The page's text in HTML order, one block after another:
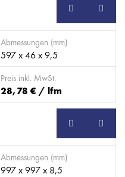
SB
Abmessungen (mm)
597 x 46 x 9,5
Preis inkl. MwSt.
28,78 € / lfm
SB
Abmessungen (mm)
997 x 997 x 8,5